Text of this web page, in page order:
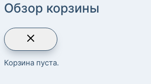
Обзор корзины
Корзина пуста.